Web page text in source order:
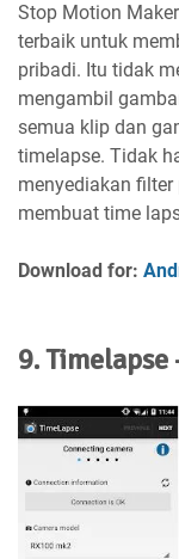
Stop Motion
terbaik untuk
pribadi. Itu tidak
mengambil
semua klip dan
timelapse. Tidak
menyediakan
membuat time
Download for:
9. Timelapse